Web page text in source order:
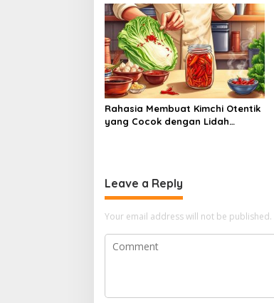
Rahasia Membuat Kimchi Otentik
yang Cocok dengan Lidah
Leave a Reply
Your email address will not be published.